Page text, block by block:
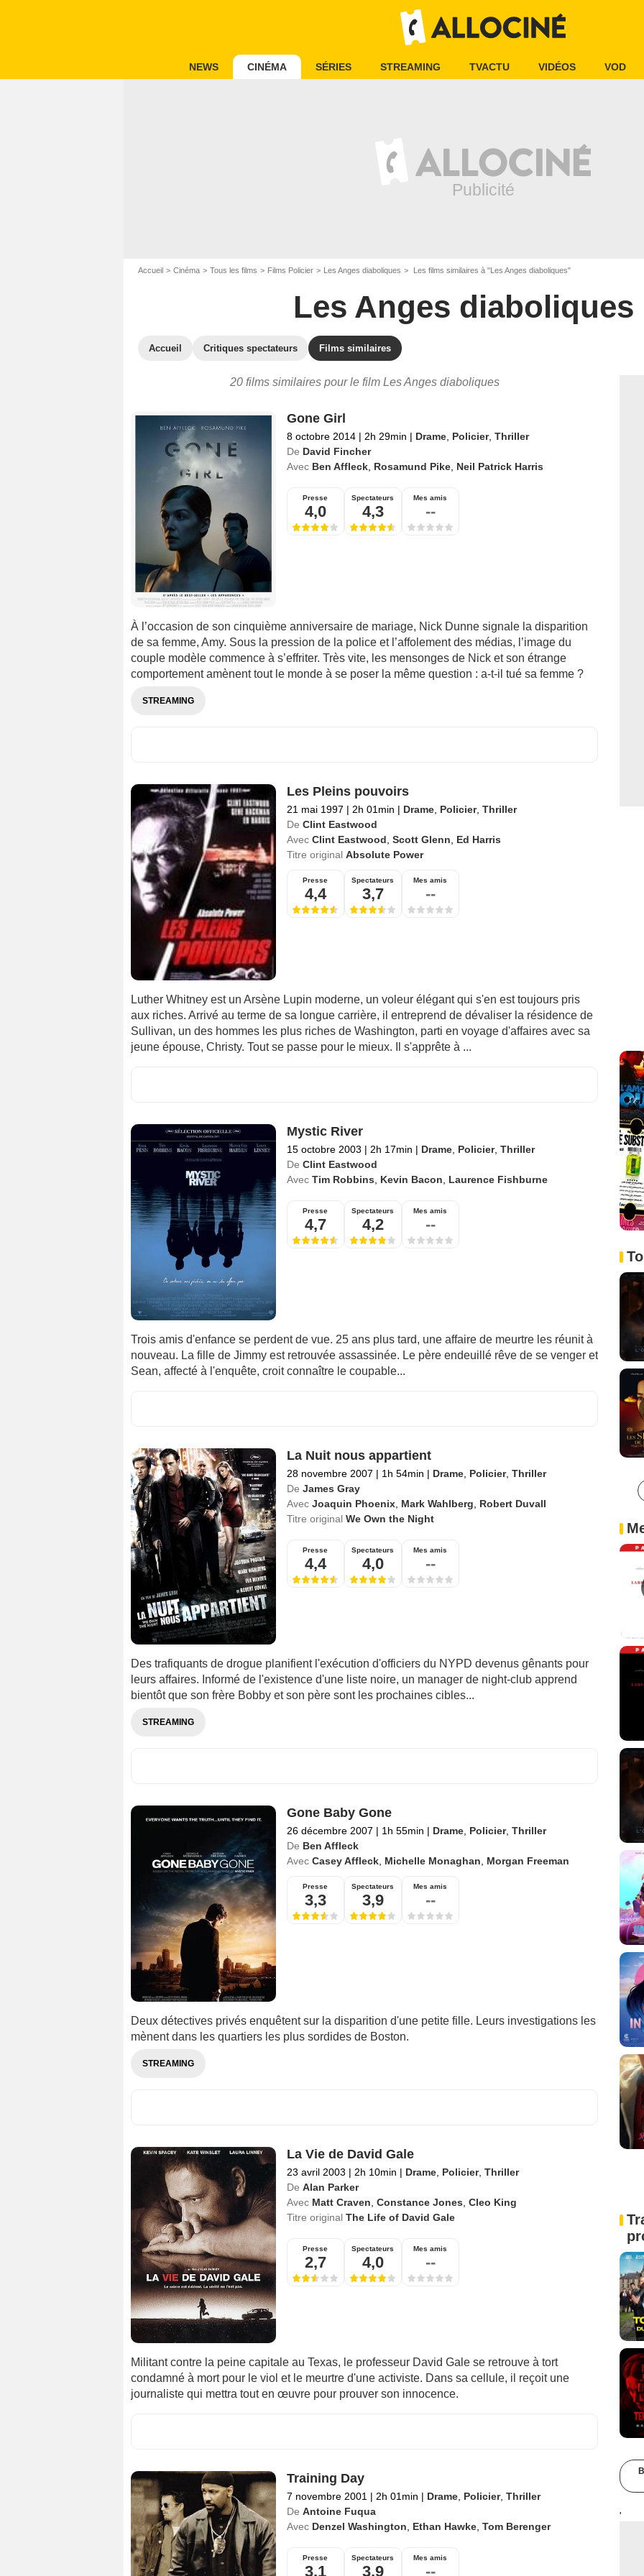
NEWS CINÉMA SÉRIES STREAMING TVACTU VIDÉOS VOD
Accueil Cinéma Tous les films Films Policier Les Anges diaboliques Les films similaires à "Les Anges diaboliques"
Les Anges diaboliques
Accueil Critiques spectateurs Films similaires
20 films similaires pour le film Les Anges diaboliques
Gone Girl
8 octobre 2014 | 2h 29min | Drame, Policier, Thriller
De David Fincher
Avec Ben Affleck, Rosamund Pike, Neil Patrick Harris
Presse
4,0
Spectateurs
4,3
Mes amis
--
À l’occasion de son cinquième anniversaire de mariage, Nick Dunne signale la disparition
de sa femme, Amy. Sous la pression de la police et l’affolement des médias, l’image du
couple modèle commence à s’effriter. Très vite, les mensonges de Nick et son étrange
comportement amènent tout le monde à se poser la même question : a-t-il tué sa femme ?
STREAMING
Les Pleins pouvoirs
21 mai 1997 | 2h 01min | Drame, Policier, Thriller
De Clint Eastwood
Avec Clint Eastwood Scott Glenn
Ed Harris
Titre original Absolute Power
Presse
4,4
Spectateurs
3,7
Mes amis
--
Luther Whitney est un Arsène Lupin moderne, un voleur élégant qui s'en est toujours pris
aux riches. Arrivé au terme de sa longue carrière, il entreprend de dévaliser la résidence de
Sullivan, un des hommes les plus riches de Washington, parti en voyage d'affaires avec sa
jeune épouse, Christy. Tout se passe pour le mieux. Il s'apprête à ...
Mystic River
15 octobre 2003 | 2h 17min | Drame, Policier, Thriller
De Clint Eastwood
Avec Tim Robbins, Kevin Bacon, Laurence Fishburne
Presse
4,7
Spectateurs
4,2
Mes amis
--
Trois amis d'enfance se perdent de vue. 25 ans plus tard, une affaire de meurtre les réunit à
nouveau. La fille de Jimmy est retrouvée assassinée. Le père endeuillé rêve de se venger et
Sean, affecté à l'enquête, croit connaître le coupable...
La Nuit nous appartient
28 novembre 2007 | 1h 54min | Drame, Policier, Thriller
De James Gray
Avec Joaquin Phoenix, Mark Wahlberg, Robert Duvall
Titre original We Own the Night
Presse
4,4
Spectateurs
4,0
Mes amis
--
Des trafiquants de drogue planifient l'exécution d'officiers du NYPD devenus gênants pour
leurs affaires. Informé de l'existence d'une liste noire, un manager de night-club apprend
bientôt que son frère Bobby et son père sont les prochaines cibles...
STREAMING
Gone Baby Gone
26 décembre 2007 | 1h 55min | Drame, Policier, Thriller
De Ben Affleck
Avec Casey Affleck, Michelle Monaghan, Morgan Freeman
Presse
3,3
Spectateurs
3,9
Mes amis
--
Deux détectives privés enquêtent sur la disparition d'une petite fille. Leurs investigations les
mènent dans les quartiers les plus sordides de Boston.
STREAMING
La Vie de David Gale
23 avril 2003 | 2h 10min | Drame, Policier, Thriller
De Alan Parker
Avec Matt Craven, Constance Jones, Cleo King
Titre original The Life of David Gale
Presse
2,7
Spectateurs
4,0
Mes amis
--
Militant contre la peine capitale au Texas, le professeur David Gale se retrouve à tort
condamné à mort pour le viol et le meurtre d'une activiste. Dans sa cellule, il reçoit une
journaliste qui mettra tout en œuvre pour prouver son innocence.
Training Day
7 novembre 2001 | 2h 01min | Drame, Policier, Thriller
De Antoine Fuqua
Avec Denzel Washington, Ethan Hawke, Tom Berenger
Presse
3,1
Spectateurs
3,9
Mes amis
--
'